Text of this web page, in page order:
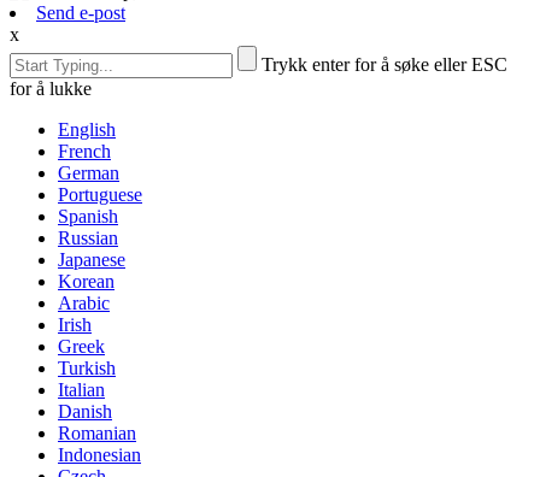
Send e-post
x
Trykk enter for å søke eller ESC
for å lukke
English
French
German
Portuguese
Spanish
Russian
Japanese
Korean
Arabic
Irish
Greek
Turkish
Italian
Danish
Romanian
Indonesian